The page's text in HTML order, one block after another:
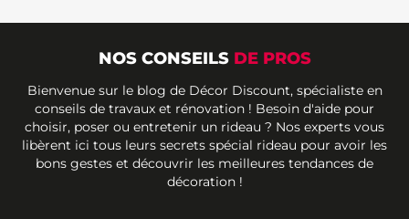
NOS CONSEILS DE PROS
Bienvenue sur le blog de Décor Discount, spécialiste en
conseils de travaux et rénovation ! Besoin d'aide pour
choisir, poser ou entretenir un rideau ? Nos experts vous
libèrent ici tous leurs secrets spécial rideau pour avoir les
bons gestes et découvrir les meilleures tendances de
décoration !